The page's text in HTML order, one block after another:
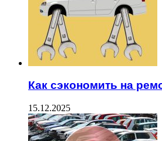
Как сэкономить на
15.12.2025